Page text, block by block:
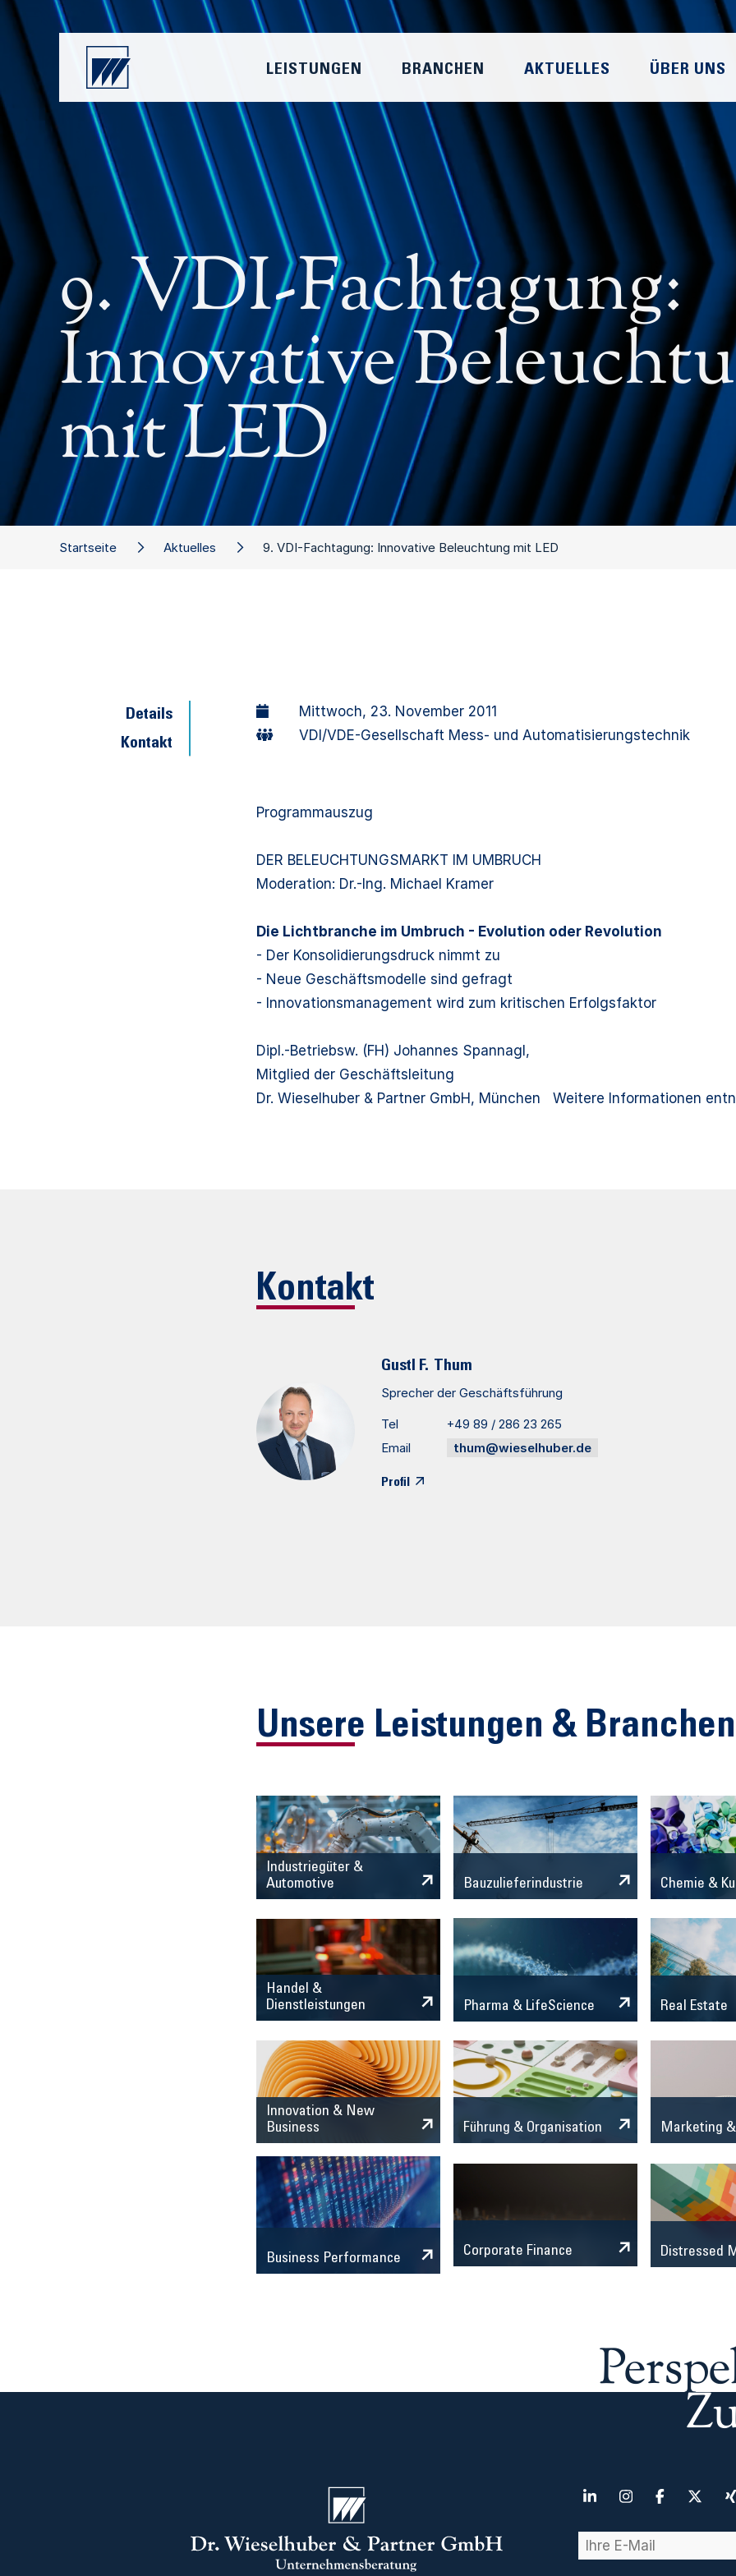
Mittwoch, 23. November 2011
VDI/VDE-Gesellschaft Mess- und Automatisierungstechnik
Programmauszug
DER BELEUCHTUNGSMARKT IM UMBRUCH
Moderation: Dr.-Ing. Michael Kramer
Die Lichtbranche im Umbruch - Evolution oder Revolution
- Der Konsolidierungsdruck nimmt zu
- Neue Geschäftsmodelle sind gefragt
- Innovationsmanagement wird zum kritischen Erfolgsfaktor
Dipl.-Betriebsw. (FH) Johannes Spannagl,
Mitglied der Geschäftsleitung
Dr. Wieselhuber & Partner GmbH, München Weitere Informationen
Startseite Aktuelles 9. VDI-Fachtagung: Innovative Beleuchtung mit LED
9. VDI-Fachtagung:
Innovative
mit LED
LEISTUNGEN BRANCHEN AKTUELLES ÜBER UNS
Unsere Leistungen & Branchen
Industriegüter &
Automotive
Bauzulieferindustrie Chemie &
Handel &
Dienstleistungen
Pharma & LifeScience Real Estate
Innovation & New
Business
Führung & Organisation Marketing
Business Performance Corporate Finance Distressed
Kontakt
Gustl F. Thum
Sprecher der Geschäftsführung
Tel
+49 89 / 286 23 265
Email
thum@wieselhuber.de
Profil
Details
Kontakt